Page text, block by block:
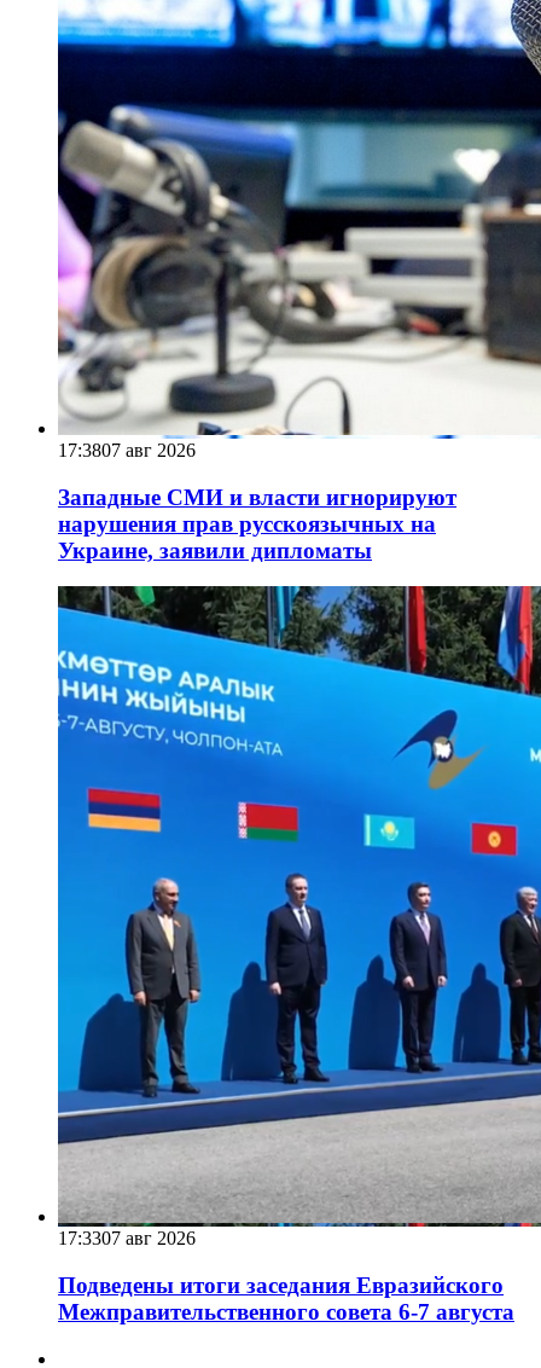
17:3807 авг 2026
Западные СМИ и власти игнорируют
нарушения прав русскоязычных на
Украине, заявили дипломаты
17:3307 авг 2026
Подведены итоги заседания Евразийского
Межправительственного совета 6-7 августа